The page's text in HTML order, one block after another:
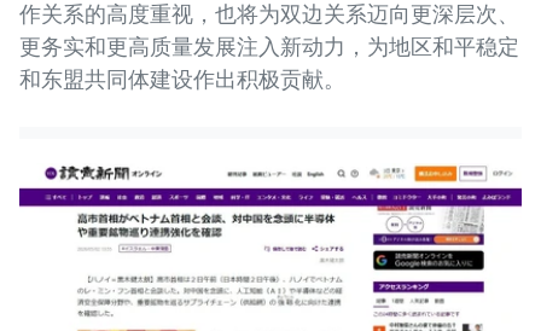
作关系的高度重视，也将为双边关系迈向更深层次、
更务实和更高质量发展注入新动力，为地区和平稳定
和东盟共同体建设作出积极贡献。